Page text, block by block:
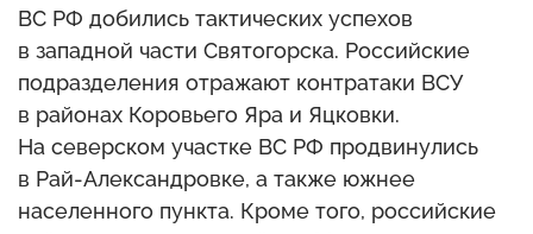
ВС РФ добились тактических успехов
в западной части Святогорска. Российские
подразделения отражают контратаки ВСУ
в районах Коровьего Яра и Яцковки.
На северском участке ВС РФ продвинулись
в Рай-Александровке, а также южнее
населенного пункта. Кроме того, российские